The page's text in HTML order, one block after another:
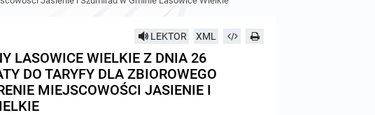
LEKTOR XML
LASOWICE WIELKIE Z DNIA 26
DO TARYFY DLA ZBIOROWEGO
MIEJSCOWOŚCI JASIENIE I